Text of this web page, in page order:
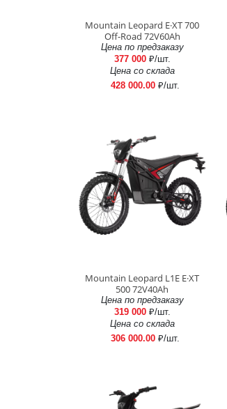
Mountain Leopard E·XT 700
Off-Road 72V60Ah
Цена по предзаказу
377 000 ₽/шт.
Цена со склада
428 000.00 ₽/шт.
Mountain Leopard L1E E·XT
500 72V40Ah
Цена по предзаказу
319 000 ₽/шт.
Цена со склада
306 000.00 ₽/шт.